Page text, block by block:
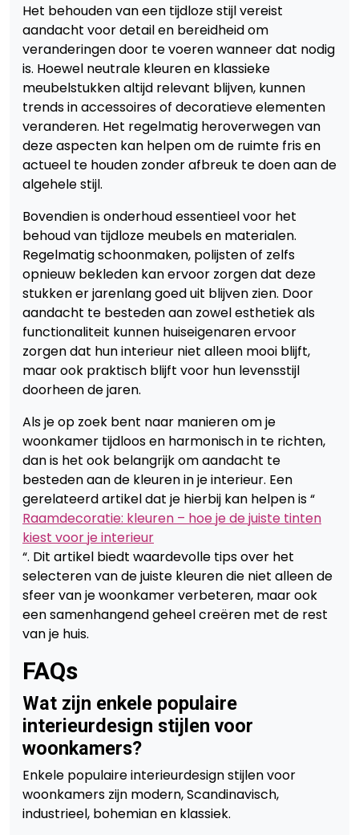
Het behouden van een tijdloze stijl vereist
aandacht voor detail en bereidheid om
veranderingen door te voeren wanneer dat nodig
is. Hoewel neutrale kleuren en klassieke
meubelstukken altijd relevant blijven, kunnen
trends in accessoires of decoratieve elementen
veranderen. Het regelmatig heroverwegen van
deze aspecten kan helpen om de ruimte fris en
actueel te houden zonder afbreuk te doen aan de
algehele stijl.
Bovendien is onderhoud essentieel voor het
behoud van tijdloze meubels en materialen.
Regelmatig schoonmaken, polijsten of zelfs
opnieuw bekleden kan ervoor zorgen dat deze
stukken er jarenlang goed uit blijven zien. Door
aandacht te besteden aan zowel esthetiek als
functionaliteit kunnen huiseigenaren ervoor
zorgen dat hun interieur niet alleen mooi blijft,
maar ook praktisch blijft voor hun levensstijl
doorheen de jaren.
Als je op zoek bent naar manieren om je
woonkamer tijdloos en harmonisch in te richten,
dan is het ook belangrijk om aandacht te
besteden aan de kleuren in je interieur. Een
gerelateerd artikel dat je hierbij kan helpen is “
Raamdecoratie: kleuren – hoe je de juiste tinten
kiest voor je interieur
“. Dit artikel biedt waardevolle tips over het
selecteren van de juiste kleuren die niet alleen de
sfeer van je woonkamer verbeteren, maar ook
een samenhangend geheel creëren met de rest
van je huis.
FAQs
Wat zijn enkele populaire
interieurdesign stijlen voor
woonkamers?
Enkele populaire interieurdesign stijlen voor
woonkamers zijn modern, Scandinavisch,
industrieel, bohemian en klassiek.